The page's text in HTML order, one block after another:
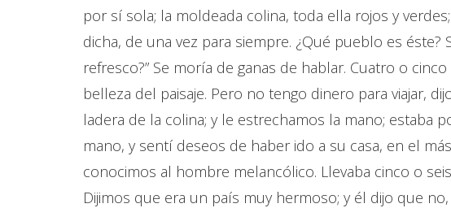
por sí sola; la moldeada colina, toda ella rojos y
dicha, de una vez para siempre. ¿Qué pueblo es éste?
refresco?” Se moría de ganas de hablar. Cuatro o
belleza del paisaje. Pero no tengo dinero para viajar,
ladera de la colina; y le estrechamos la mano; estaba
mano, y sentí deseos de haber ido a su casa, en el
conocimos al hombre melancólico. Llevaba cinco o
Dijimos que era un país muy hermoso; y él dijo que